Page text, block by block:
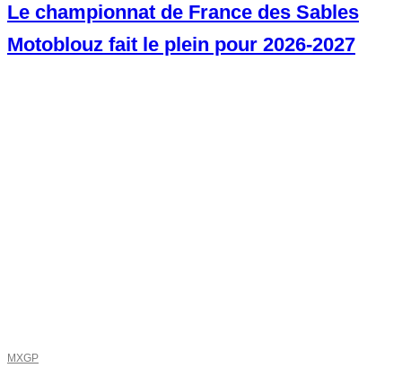
Le championnat de France des Sables
Motoblouz fait le plein pour 2026-2027
MXGP